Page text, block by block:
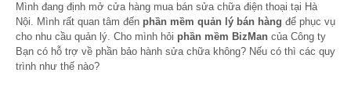
Mình đang định mở cửa hàng mua bán sửa chữa điện thoại tại Hà
Nội. Mình rất quan tâm đến phần mềm quản lý bán hàng để phục vụ
cho nhu cầu quản lý. Cho mình hỏi phần mềm BizMan của Công ty
Bạn có hỗ trợ về phần bảo hành sửa chữa không? Nếu có thì các quy
trình như thế nào?